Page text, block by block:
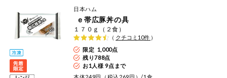
日本ハム
ｅ帯広豚丼の具
１７０ｇ（２食）
（ クチコミ 10件 ）
限定 1,000点
残り788点
お1人様 9点まで
本体249円（税込269円）/1食